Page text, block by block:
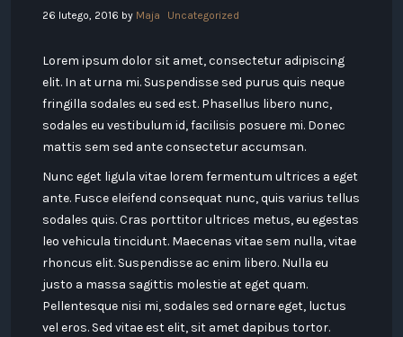
26 lutego, 2016 by Maja Uncategorized
Lorem ipsum dolor sit amet, consectetur adipiscing
elit. In at urna mi. Suspendisse sed purus quis neque
fringilla sodales eu sed est. Phasellus libero nunc,
sodales eu vestibulum id, facilisis posuere mi. Donec
mattis sem sed ante consectetur accumsan.
Nunc eget ligula vitae lorem fermentum ultrices a eget
ante. Fusce eleifend consequat nunc, quis varius tellus
sodales quis. Cras porttitor ultrices metus, eu egestas
leo vehicula tincidunt. Maecenas vitae sem nulla, vitae
rhoncus elit. Suspendisse ac enim libero. Nulla eu
justo a massa sagittis molestie at eget quam.
Pellentesque nisi mi, sodales sed ornare eget, luctus
vel eros. Sed vitae est elit, sit amet dapibus tortor.